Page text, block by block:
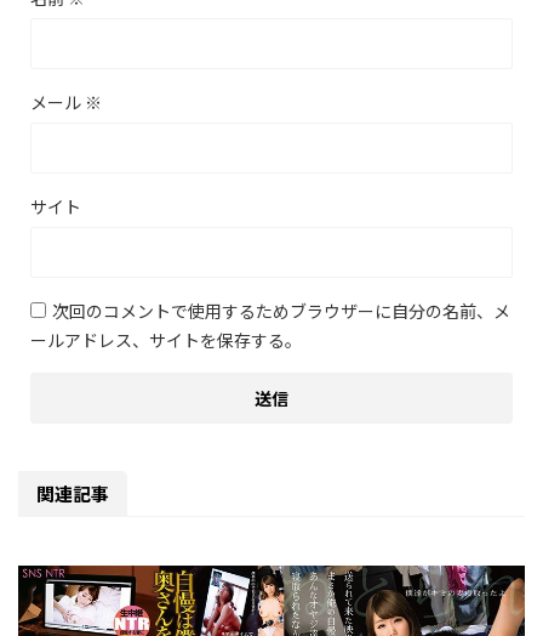
メール ※
サイト
次回のコメントで使用するためブラウザーに自分の名前、メ
ールアドレス、サイトを保存する。
関連記事